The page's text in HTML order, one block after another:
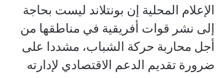
الإعلام المحلية إن بونتلاند ليست بحاجة
إلى نشر قوات أفريقية في مناطقها من
أجل محاربة حركة الشباب، مشددا على
ضرورة تقديم الدعم الاقتصادي لإدارته